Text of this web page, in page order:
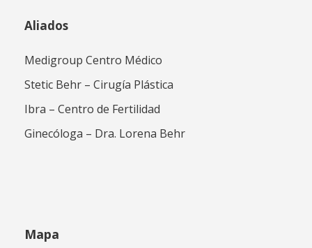
Aliados
Medigroup Centro Médico
Stetic Behr – Cirugía Plástica
Ibra – Centro de Fertilidad
Ginecóloga – Dra. Lorena Behr
Mapa